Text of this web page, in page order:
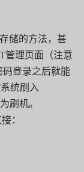
储的方法，甚
管理页面（注意
码登录之后就能
统刷入
刷机。
：